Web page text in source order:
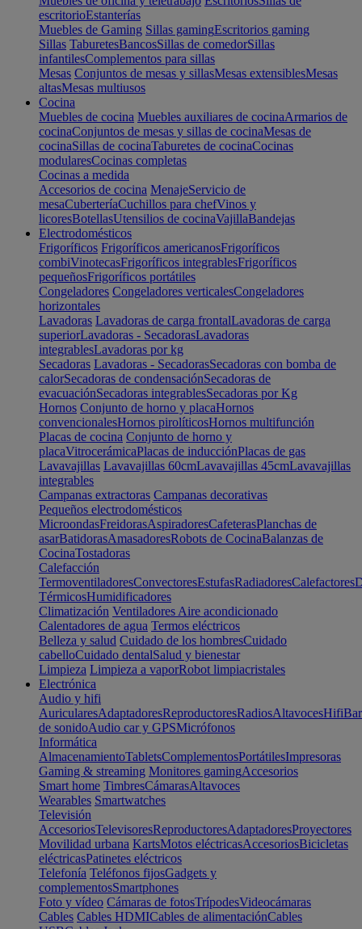
escritorioEstanterías
Muebles de Gaming Sillas gamingEscritorios gaming
Sillas TaburetesBancosSillas de comedorSillas
infantilesComplementos para sillas
Mesas Conjuntos de mesas y sillasMesas extensiblesMesas
altasMesas multiusos
Cocina
Muebles de cocina Muebles auxiliares de cocinaArmarios de
cocinaConjuntos de mesas y sillas de cocinaMesas de
cocinaSillas de cocinaTaburetes de cocinaCocinas
modularesCocinas completas
Cocinas a medida
Accesorios de cocina MenajeServicio de
mesaCuberteríaCuchillos para chefVinos y
licoresBotellasUtensilios de cocinaVajillaBandejas
Electrodomésticos
Frigoríficos Frigoríficos americanosFrigoríficos
combiVinotecasFrigoríficos integrablesFrigoríficos
pequeñosFrigoríficos portátiles
Congeladores Congeladores verticalesCongeladores
horizontales
Lavadoras Lavadoras de carga frontalLavadoras de carga
superiorLavadoras - SecadorasLavadoras
integrablesLavadoras por kg
Secadoras Lavadoras - SecadorasSecadoras con bomba de
calorSecadoras de condensaciónSecadoras de
evacuaciónSecadoras integrablesSecadoras por Kg
Hornos Conjunto de horno y placaHornos
convencionalesHornos pirolíticosHornos multifunción
Placas de cocina Conjunto de horno y
placaVitrocerámicaPlacas de inducciónPlacas de gas
Lavavajillas Lavavajillas 60cmLavavajillas 45cmLavavajillas
integrables
Campanas extractoras Campanas decorativas
Pequeños electrodomésticos
MicroondasFreidorasAspiradoresCafeterasPlanchas de
asarBatidorasAmasadoresRobots de CocinaBalanzas de
CocinaTostadoras
Calefacción
TermoventiladoresConvectoresEstufasRadiadoresCalefactores
TérmicosHumidificadores
Climatización Ventiladores Aire acondicionado
Calentadores de agua Termos eléctricos
Belleza y salud Cuidado de los hombresCuidado
cabelloCuidado dentalSalud y bienestar
Limpieza Limpieza a vaporRobot limpiacristales
Electrónica
Audio y hifi
AuricularesAdaptadoresReproductoresRadiosAltavocesHifi
de sonidoAudio car y GPSMicrófonos
Informática
AlmacenamientoTabletsComplementosPortátilesImpresoras
Gaming & streaming Monitores gamingAccesorios
Smart home TimbresCámarasAltavoces
Wearables Smartwatches
Televisión
AccesoriosTelevisoresReproductoresAdaptadoresProyectores
Movilidad urbana KartsMotos eléctricasAccesoriosBicicletas
eléctricasPatinetes eléctricos
Telefonía Teléfonos fijosGadgets y
complementosSmartphones
Foto y vídeo Cámaras de fotosTrípodesVideocámaras
Cables Cables HDMICables de alimentaciónCables